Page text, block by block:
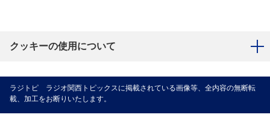
クッキーの使用について
ラジトピ ラジオ関西トピックスに掲載されている画像等、全内容の無断転
載、加工をお断りいたします。